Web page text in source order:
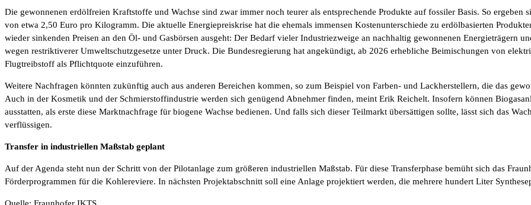
Die gewonnenen erdölfreien Kraftstoffe und Wachse sind zwar immer noch teurer als entsprechende Produkte auf fossiler Basis. So
von etwa 2,50 Euro pro Kilogramm. Die aktuelle Energiepreiskrise hat die ehemals immensen Kostenunterschiede zu erdölbasierten
wieder sinkenden Preisen an den Öl- und Gasbörsen ausgeht: Der Bedarf vieler Industriezweige an nachhaltig gewonnenen Energieträgern
wegen restriktiverer Umweltschutzgesetze unter Druck. Die Bundesregierung hat angekündigt, ab 2026 erhebliche Beimischungen von
Flugtreibstoff als Pflichtquote einzuführen.
Weitere Nachfragen könnten zukünftig auch aus anderen Bereichen kommen, so zum Beispiel von Farben- und Lackherstellern, die das
Auch in der Kosmetik und der Schmierstoffindustrie werden sich genügend Abnehmer finden, meint Erik Reichelt. Insofern können
ausstatten, als erste diese Marktnachfrage für biogene Wachse bedienen. Und falls sich dieser Teilmarkt übersättigen sollte, lässt sich das
verflüssigen.
Transfer in industriellen Maßstab geplant
Auf der Agenda steht nun der Schritt von der Pilotanlage zum größeren industriellen Maßstab. Für diese Transferphase bemüht sich das
Förderprogrammen für die Kohlereviere. In nächsten Projektabschnitt soll eine Anlage projektiert werden, die mehrere hundert Liter
Quelle: Fraunhofer IKTS